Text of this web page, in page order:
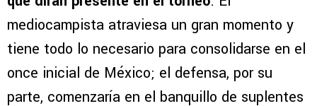
mediocampista atraviesa un gran momento y
tiene todo lo necesario para consolidarse en el
once inicial de México; el defensa, por su
parte, comenzaría en el banquillo de suplentes